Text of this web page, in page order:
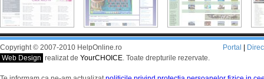
Copyright © 2007-2010 HelpOnline.ro
Web Design realizat de YourCHOICE. Toate drepturile rezervate.
Portal